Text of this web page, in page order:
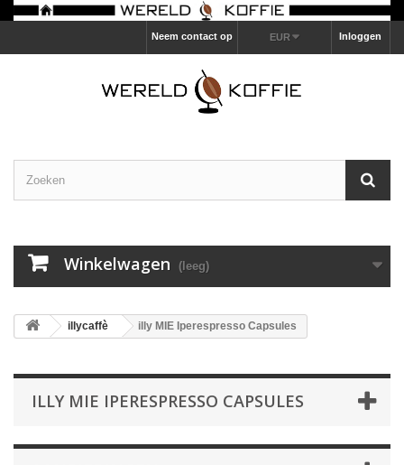
Inloggen
EUR
Neem contact op
Winkelwagen (leeg)
illycaffè illy MIE Iperespresso Capsules
ILLY MIE IPERESPRESSO CAPSULES